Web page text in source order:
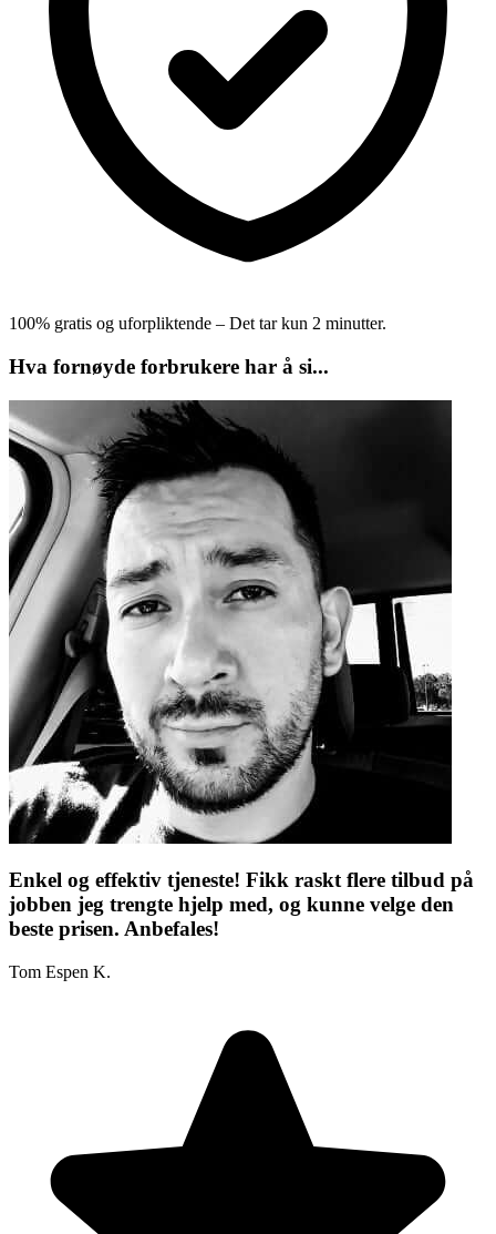
100% gratis og uforpliktende – Det tar kun 2 minutter.
Hva fornøyde forbrukere har å si...
Enkel og effektiv tjeneste! Fikk raskt flere tilbud på
jobben jeg trengte hjelp med, og kunne velge den
beste prisen. Anbefales!
Tom Espen K.